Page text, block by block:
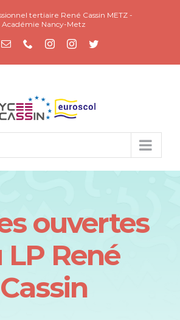
tertiaire René Cassin METZ -
Académie Nancy-Metz
Email TéléphoneInstagramInstagramTwitter
ouvertes
LP René
Cassin